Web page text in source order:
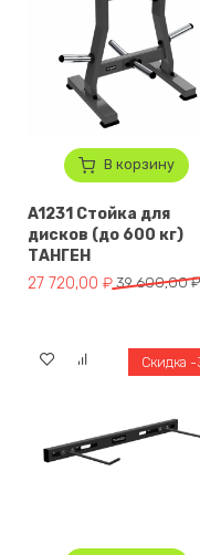
В корзину
A1231 Стойка для
дисков (до 600 кг)
ТАНГЕН
39 600,00₽
Первоначальная цена
27 720,00 ₽
Текущая цена: 27
Скидка